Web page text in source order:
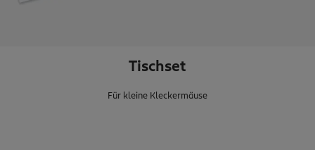
Tischset
Für kleine Kleckermäuse